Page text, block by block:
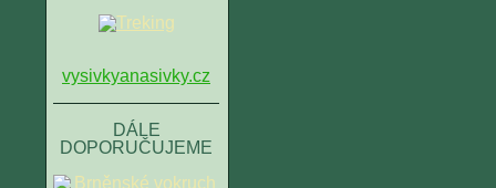
vysivkyanasivky.cz
DÁLE
DOPORUČUJEME